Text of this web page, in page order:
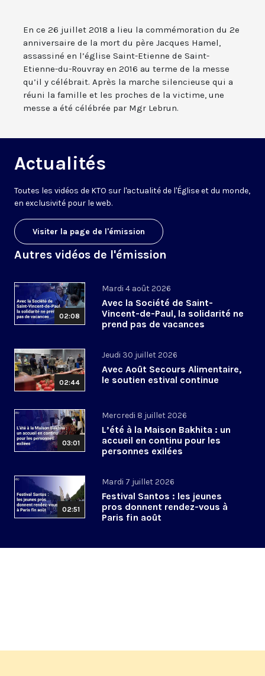
En ce 26 juillet 2018 a lieu la commémoration du 2e
anniversaire de la mort du père Jacques Hamel,
assassiné en l’église Saint-Etienne de Saint-
Etienne-du-Rouvray en 2016 au terme de la messe
qu’il y célébrait. Après la marche silencieuse qui a
réuni la famille et les proches de la victime, une
messe a été célébrée par Mgr Lebrun.
Actualités
Toutes les vidéos de KTO sur l'actualité de l'Église et du monde,
en exclusivité pour le web.
Visiter la page de l'émission
Autres vidéos de l'émission
02:08
Mardi 4 août 2026
Avec la Société de Saint-
Vincent-de-Paul, la solidarité ne
prend pas de vacances
02:44
Jeudi 30 juillet 2026
Avec Août Secours Alimentaire,
le soutien estival continue
03:01
Mercredi 8 juillet 2026
L’été à la Maison Bakhita : un
accueil en continu pour les
personnes exilées
02:51
Mardi 7 juillet 2026
Festival Santos : les jeunes
pros donnent rendez-vous à
Paris fin août